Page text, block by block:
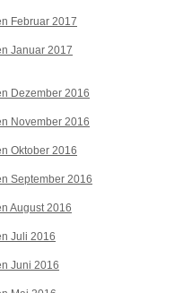
Februar 2017
Januar 2017
Dezember 2016
November 2016
Oktober 2016
September 2016
August 2016
Juli 2016
Juni 2016